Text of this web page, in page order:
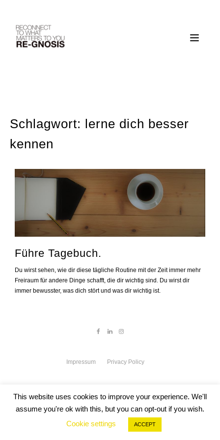
Schlagwort: lerne dich besser
kennen
Führe Tagebuch.
Du wirst sehen, wie dir diese tägliche Routine mit der Zeit immer mehr
Freiraum für andere Dinge schafft, die dir wichtig sind. Du wirst dir
immer bewusster, was dich stört und was dir wichtig ist.
Impressum Privacy Policy
This website uses cookies to improve your experience. We'll
assume you're ok with this, but you can opt-out if you wish.
Cookie settings
ACCEPT